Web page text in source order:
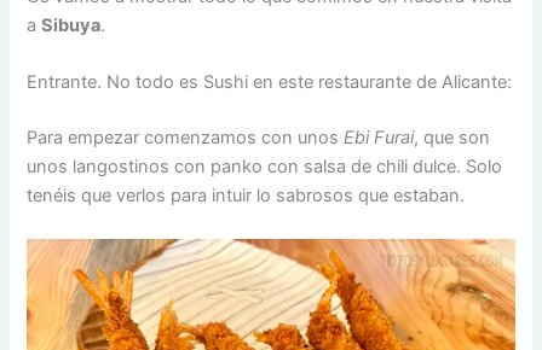
aSibuya.
Entrante. No todo es Sushi en este restaurante de Alicante:
Para empezar comenzamos con unosEbi Furai, que son
unos langostinos con panko con salsa de chili dulce. Solo
tenéis que verlos para intuir lo sabrosos que estaban.